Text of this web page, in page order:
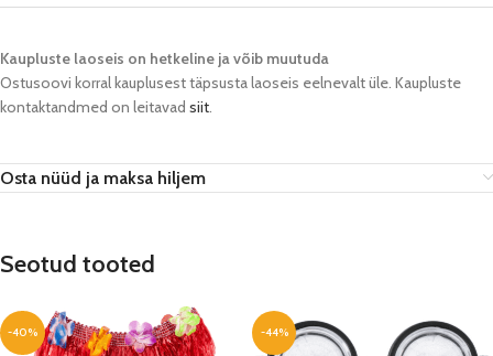
Kaupluste laoseis on hetkeline ja võib muutuda​
Ostusoovi korral kauplusest täpsusta laoseis eelnevalt üle. Kaupluste
kontaktandmed on leitavad siit.
Osta nüüd ja maksa hiljem
Seotud tooted
-40% -44%